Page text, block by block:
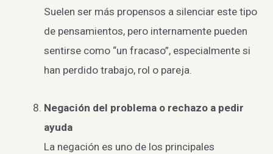
Suelen ser más propensos a silenciar este tipo
de pensamientos, pero internamente pueden
sentirse como “un fracaso”, especialmente si
han perdido trabajo, rol o pareja.
Negación del problema o rechazo a pedir
ayuda
La negación es uno de los principales